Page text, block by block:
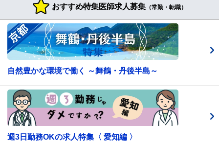
おすすめ特集医師求人募集（常勤・転職）
自然豊かな環境で働く ～舞鶴・丹後半島～
週3日勤務OKの求人特集〈 愛知編 〉